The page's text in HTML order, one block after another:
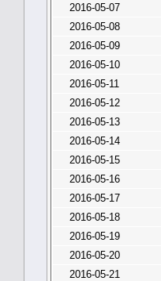
2016-05-07
2016-05-08
2016-05-09
2016-05-10
2016-05-11
2016-05-12
2016-05-13
2016-05-14
2016-05-15
2016-05-16
2016-05-17
2016-05-18
2016-05-19
2016-05-20
2016-05-21